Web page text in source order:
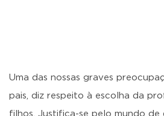
Uma das nossas graves
pais, diz respeito à escolha da
filhos. Justifica-se pelo mundo de